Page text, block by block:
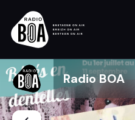
Radio BOA